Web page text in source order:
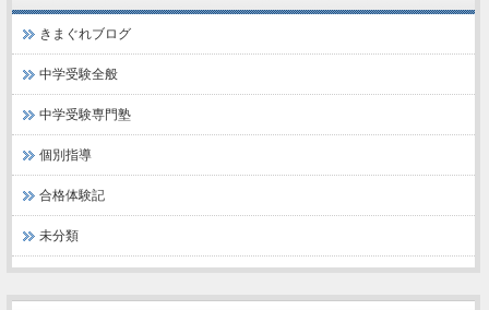
きまぐれブログ
中学受験全般
中学受験専門塾
個別指導
合格体験記
未分類